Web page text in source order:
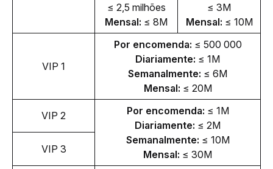
≤ 2,5 milhões
Mensal: ≤ 8M
≤ 3M
Mensal: ≤ 10M
VIP 1
Por encomenda: ≤ 500 000
Diariamente: ≤ 1M
Semanalmente: ≤ 6M
Mensal: ≤ 20M
VIP 2 Por encomenda: ≤ 1M
Diariamente: ≤ 2M
Semanalmente: ≤ 10M
Mensal: ≤ 30M
VIP 3